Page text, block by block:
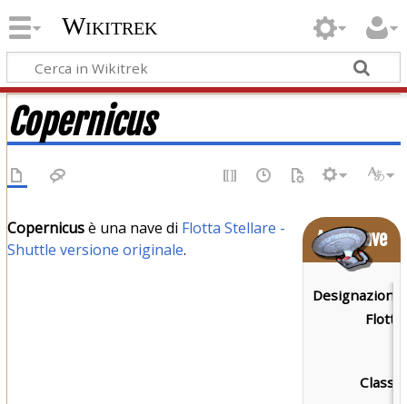
Wikitrek
Copernicus
Astronave
Designazione:
Flotta:
Classe:
Copernicusè una nave di Flotta Stellare -
Shuttle versione originale.